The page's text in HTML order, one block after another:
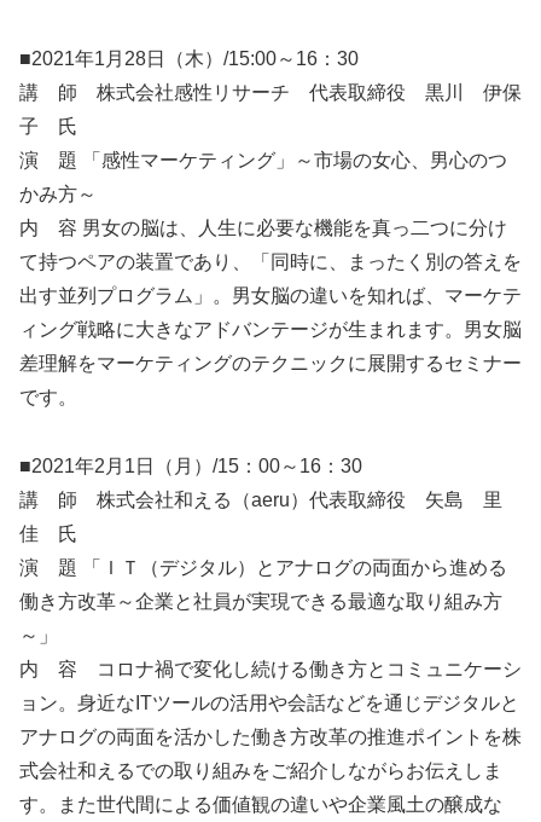
■2021年1月28日（木）/15:00～16：30
講 師 株式会社感性リサーチ 代表取締役 黒川 伊保
子 氏
演 題 「感性マーケティング」～市場の女心、男心のつ
かみ方～
内 容 男女の脳は、人生に必要な機能を真っ二つに分け
て持つペアの装置であり、「同時に、まったく別の答えを
出す並列プログラム」。男女脳の違いを知れば、マーケテ
ィング戦略に大きなアドバンテージが生まれます。男女脳
差理解をマーケティングのテクニックに展開するセミナー
です。
■2021年2月1日（月）/15：00～16：30
講 師 株式会社和える（aeru）代表取締役 矢島 里
佳 氏
演 題 「ＩＴ（デジタル）とアナログの両面から進める
働き方改革～企業と社員が実現できる最適な取り組み方
～」
内 容 コロナ禍で変化し続ける働き方とコミュニケーシ
ョン。身近なITツールの活用や会話などを通じデジタルと
アナログの両面を活かした働き方改革の推進ポイントを株
式会社和えるでの取り組みをご紹介しながらお伝えしま
す。また世代間による価値観の違いや企業風土の醸成な